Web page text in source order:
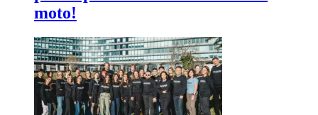
moto!